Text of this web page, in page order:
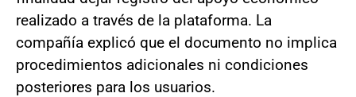
realizado a través de la plataforma. La
compañía explicó que el documento no implica
procedimientos adicionales ni condiciones
posteriores para los usuarios.